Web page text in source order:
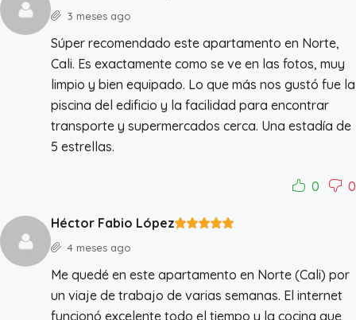
3 meses ago
Súper recomendado este apartamento en Norte,
Cali. Es exactamente como se ve en las fotos, muy
limpio y bien equipado. Lo que más nos gustó fue la
piscina del edificio y la facilidad para encontrar
transporte y supermercados cerca. Una estadía de
5 estrellas.
0 0
Héctor Fabio López
4 meses ago
Me quedé en este apartamento en Norte (Cali) por
un viaje de trabajo de varias semanas. El internet
funcionó excelente todo el tiempo y la cocina que